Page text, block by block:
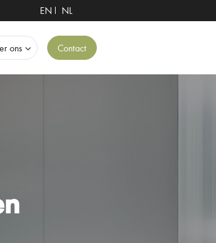
EN NL
ons Contact